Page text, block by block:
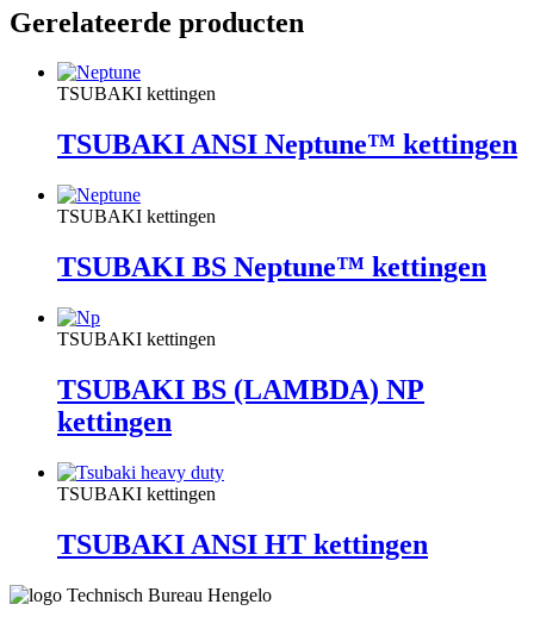
Gerelateerde producten
TSUBAKI kettingen
TSUBAKI ANSI Neptune™ kettingen
TSUBAKI kettingen
TSUBAKI BS Neptune™ kettingen
TSUBAKI kettingen
TSUBAKI BS (LAMBDA) NP
kettingen
TSUBAKI kettingen
TSUBAKI ANSI HT kettingen